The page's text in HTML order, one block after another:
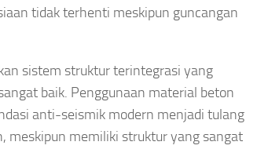
tidak terhenti meskipun guncangan
sistem struktur terintegrasi yang
baik. Penggunaan material beton
anti-seismik modern menjadi tulang
meskipun memiliki struktur yang sangat